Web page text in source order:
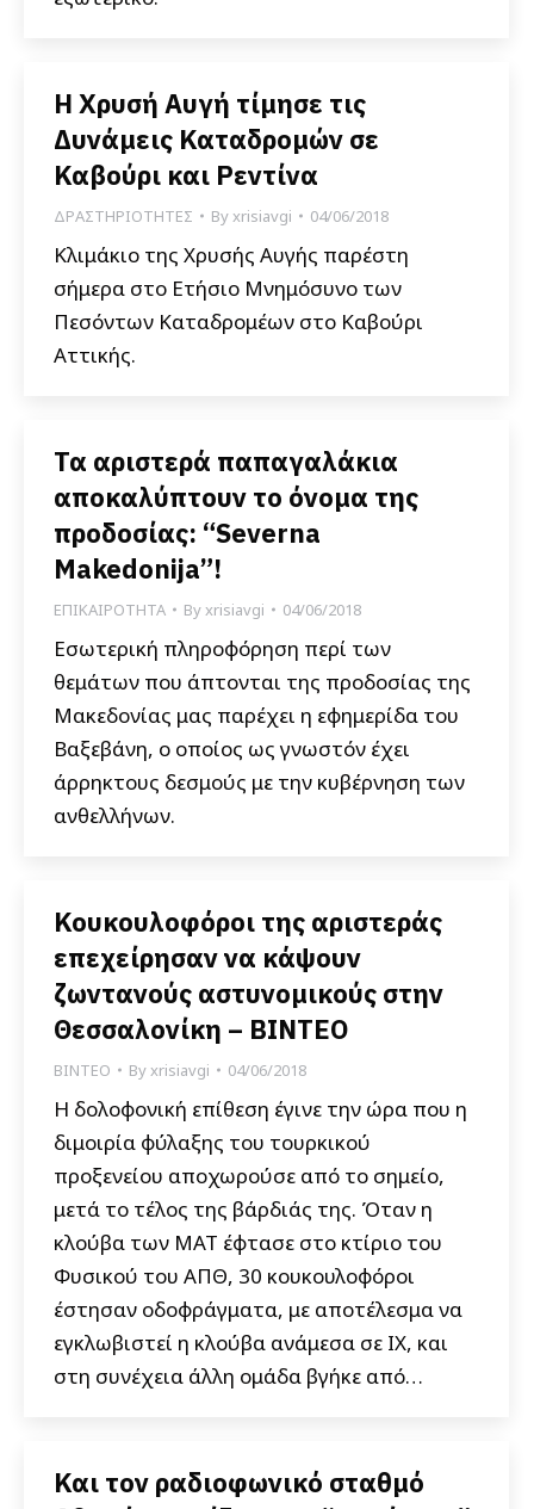
Η Χρυσή Αυγή τίμησε τις
Δυνάμεις Καταδρομών σε
Καβούρι και Ρεντίνα
ΔΡΑΣΤΗΡΙΟΤΗΤΕΣ Byxrisiavgi 04/06/2018
Κλιμάκιο της Χρυσής Αυγής παρέστη
σήμερα στο Ετήσιο Μνημόσυνο των
Πεσόντων Καταδρομέων στο Καβούρι
Αττικής.
Τα αριστερά παπαγαλάκια
αποκαλύπτουν το όνομα της
προδοσίας: “Severna
Makedonija”!
ΕΠΙΚΑΙΡΟΤΗΤΑ Byxrisiavgi 04/06/2018
Εσωτερική πληροφόρηση περί των
θεμάτων που άπτονται της προδοσίας της
Μακεδονίας μας παρέχει η εφημερίδα του
Βαξεβάνη, ο οποίος ως γνωστόν έχει
άρρηκτους δεσμούς με την κυβέρνηση των
ανθελλήνων.
Κουκουλοφόροι της αριστεράς
επεχείρησαν να κάψουν
ζωντανούς αστυνομικούς στην
Θεσσαλονίκη – ΒΙΝΤΕΟ
ΒΙΝΤΕΟ Byxrisiavgi 04/06/2018
Η δολοφονική επίθεση έγινε την ώρα που η
διμοιρία φύλαξης του τουρκικού
προξενείου αποχωρούσε από το σημείο,
μετά το τέλος της βάρδιάς της. Όταν η
κλούβα των ΜΑΤ έφτασε στο κτίριο του
Φυσικού του ΑΠΘ, 30 κουκουλοφόροι
έστησαν οδοφράγματα, με αποτέλεσμα να
εγκλωβιστεί η κλούβα ανάμεσα σε ΙΧ, και
στη συνέχεια άλλη ομάδα βγήκε από…
Και τον ραδιοφωνικό σταθμό